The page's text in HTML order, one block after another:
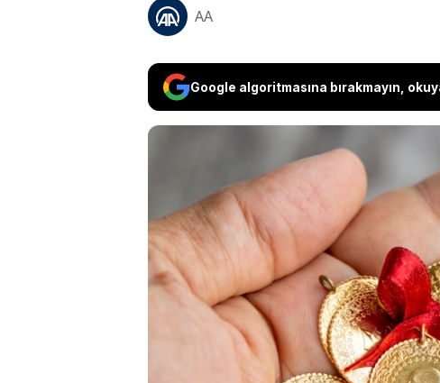
AA
Google algoritmasına bırakmayın,
bin